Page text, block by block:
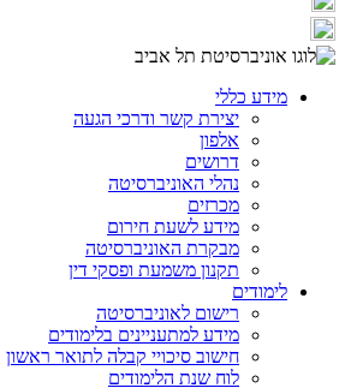
מידע כללי
יצירת קשר ודרכי הגעה
אלפון
דרושים
נהלי האוניברסיטה
מכרזים
מידע לשעת חירום
מבקרת האוניברסיטה
תקנון משמעת ופסקי דין
לימודים
רישום לאוניברסיטה
מידע למתעניינים בלימודים
חישוב סיכויי קבלה לתואר ראשון
לוח שנת הלימודים